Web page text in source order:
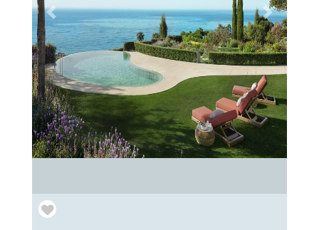
Previous Next